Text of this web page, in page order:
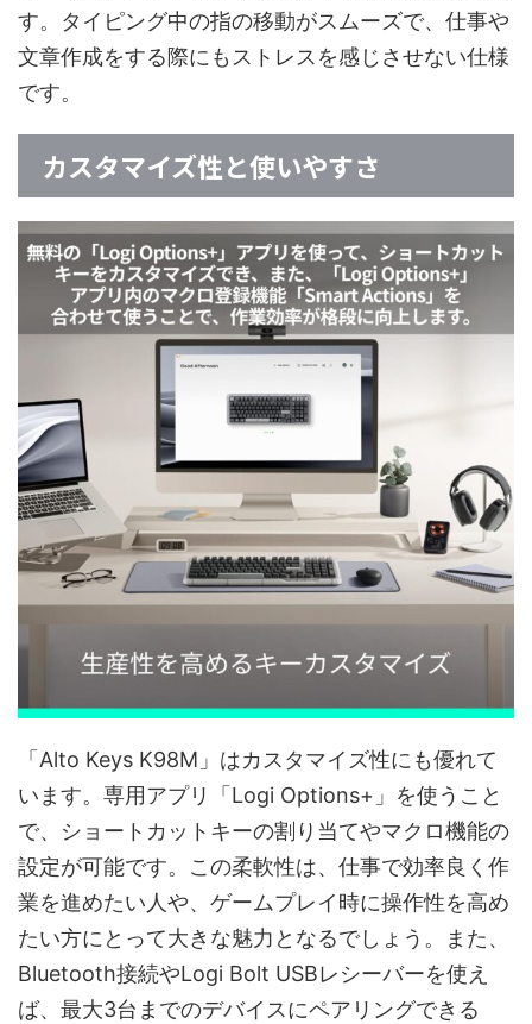
す。タイピング中の指の移動がスムーズで、仕事や
文章作成をする際にもストレスを感じさせない仕様
です。
カスタマイズ性と使いやすさ
「Alto Keys K98M」はカスタマイズ性にも優れて
います。専用アプリ「Logi Options+」を使うこと
で、ショートカットキーの割り当てやマクロ機能の
設定が可能です。この柔軟性は、仕事で効率良く作
業を進めたい人や、ゲームプレイ時に操作性を高め
たい方にとって大きな魅力となるでしょう。また、
Bluetooth接続やLogi Bolt USBレシーバーを使え
ば、最大3台までのデバイスにペアリングできる